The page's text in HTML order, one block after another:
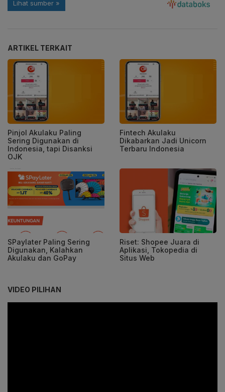
ARTIKEL TERKAIT
Pinjol Akulaku Paling
Sering Digunakan di
Indonesia, tapi Disanksi
OJK
Fintech Akulaku
Dikabarkan Jadi Unicorn
Terbaru Indonesia
SPaylater Paling Sering
Digunakan, Kalahkan
Akulaku dan GoPay
Riset: Shopee Juara di
Aplikasi, Tokopedia di
Situs Web
VIDEO PILIHAN